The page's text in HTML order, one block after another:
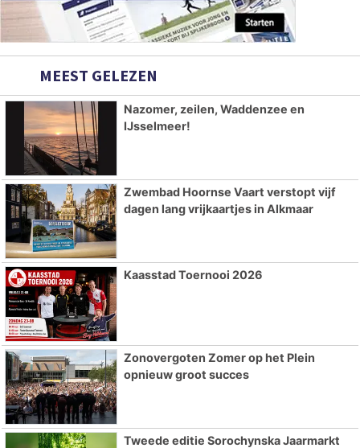
MEEST GELEZEN
Nazomer, zeilen, Waddenzee en
IJsselmeer!
Zwembad Hoornse Vaart verstopt vijf
dagen lang vrijkaartjes in Alkmaar
Kaasstad Toernooi 2026
Zonovergoten Zomer op het Plein
opnieuw groot succes
Tweede editie Sorochynska Jaarmarkt